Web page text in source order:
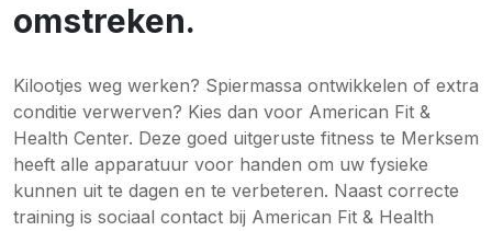
omstreken.
Kilootjes weg werken? Spiermassa ontwikkelen of extra
conditie verwerven? Kies dan voor American Fit &
Health Center. Deze goed uitgeruste fitness te Merksem
heeft alle apparatuur voor handen om uw fysieke
kunnen uit te dagen en te verbeteren. Naast correcte
training is sociaal contact bij American Fit & Health